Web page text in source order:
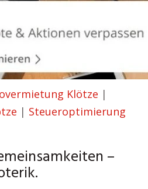
Klötze |
| Steueroptimierung
–